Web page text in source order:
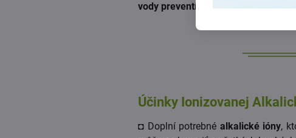
vody preventívne znižuje kyslosť
Účinky Ionizovanej
◘ Doplní potrebné alkalické ióny,